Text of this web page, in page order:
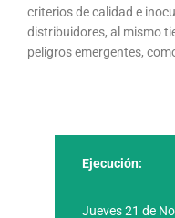
criterios de calidad e
distribuidores, al mismo
peligros emergentes,
Ejecución:
Jueves 21 de